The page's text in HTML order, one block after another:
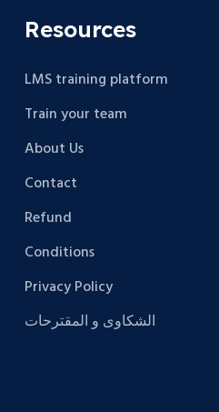
Resources
LMS training platform
Train your team
About Us
Contact
Refund
Conditions
Privacy Policy
الشكاوى و المقترحات